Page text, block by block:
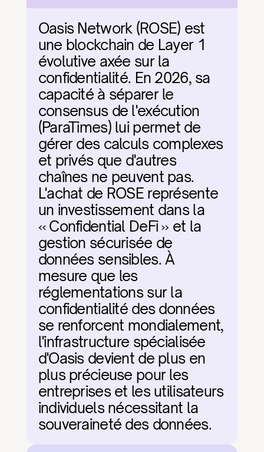
Oasis Network (ROSE) est
une blockchain de Layer 1
évolutive axée sur la
confidentialité. En 2026, sa
capacité à séparer le
consensus de l'exécution
(ParaTimes) lui permet de
gérer des calculs complexes
et privés que d'autres
chaînes ne peuvent pas.
L'achat de ROSE représente
un investissement dans la
« Confidential DeFi » et la
gestion sécurisée de
données sensibles. À
mesure que les
réglementations sur la
confidentialité des données
se renforcent mondialement,
l'infrastructure spécialisée
d'Oasis devient de plus en
plus précieuse pour les
entreprises et les utilisateurs
individuels nécessitant la
souveraineté des données.